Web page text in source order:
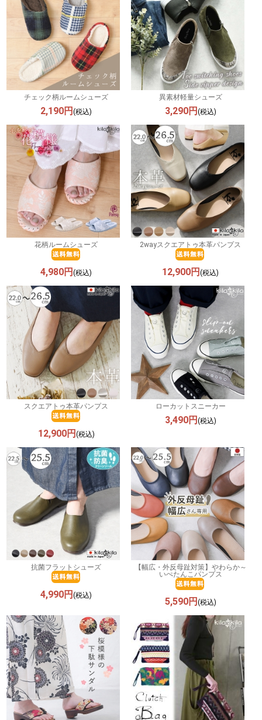
チェック柄ルームシューズ
2,190円(税込)
異素材軽量シューズ
3,290円 (税込)
花柄ルームシューズ
4,980円(税込)
2wayスクエアトゥ本革パンプス
12,900円(税込)
スクエアトゥ本革パンプス
12,900円 (税込)
ローカットスニーカー
3,490円 (税込)
抗菌フラットシューズ
4,990円(税込)
【幅広・外反母趾対策】やわらか～
いぺたんこパンプス
5,590円 (税込)